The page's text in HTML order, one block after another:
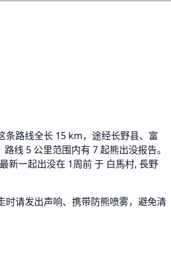
条路线全长 15 km，途经长野县、富
线 5 公里范围内有 7 起熊出没报告。
新一起出没在 1周前 于 白馬村, 長野
时请发出声响、携带防熊喷雾，避免清